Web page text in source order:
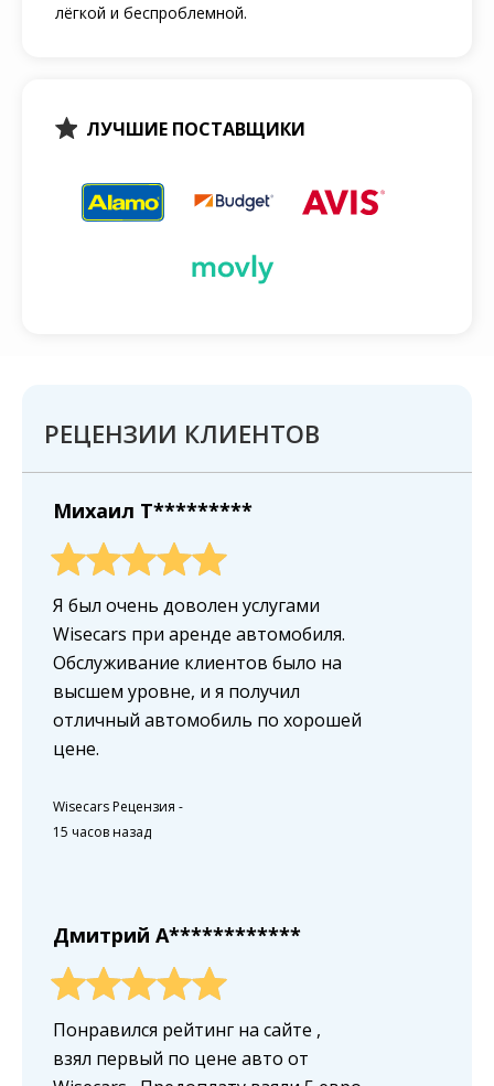
лёгкой и беспроблемной.
ЛУЧШИЕ ПОСТАВЩИКИ
РЕЦЕНЗИИ КЛИЕНТОВ
Михаил T*********
Я был очень доволен услугами
Wisecars при аренде автомобиля.
Обслуживание клиентов было на
высшем уровне, и я получил
отличный автомобиль по хорошей
цене.
Wisecars Рецензия -
15 часов назад
Дмитрий A************
Понравился рейтинг на сайте ,
взял первый по цене авто от